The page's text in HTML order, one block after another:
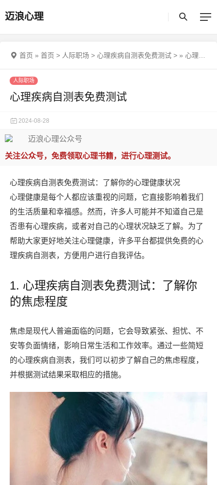
迈浪心理
首页 » 首页 > 人际职场 > 心理疾病自测表免费测试 > » 心理疾病自测表免费测试
人际职场
心理疾病自测表免费测试
2024-08-28
关注公众号，免费领取心理书籍，进行心理测试。
心理疾病自测表免费测试：了解你的心理健康状况
心理健康是每个人都应该重视的问题，它直接影响着我们
的生活质量和幸福感。然而，许多人可能并不知道自己是
否患有心理疾病，或者对自己的心理状况缺乏了解。为了
帮助大家更好地关注心理健康，许多平台都提供免费的心
理疾病自测表，方便用户进行自我评估。
1. 心理疾病自测表免费测试：了解你
的焦虑程度
焦虑是现代人普遍面临的问题，它会导致紧张、担忧、不
安等负面情绪，影响日常生活和工作效率。通过一些简短
的心理疾病自测表，我们可以初步了解自己的焦虑程度，
并根据测试结果采取相应的措施。